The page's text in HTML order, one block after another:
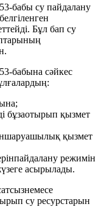
бабы су пайдалану
Бұл бап су
бабына сәйкес
бұзаотырып қызмет
қызмет
режимін
асырылады.
су ресурстарын